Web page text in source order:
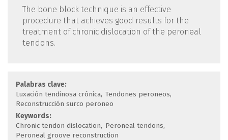
The bone block technique is an effective
procedure that achieves good results for the
treatment of chronic dislocation of the peroneal
tendons.
Palabras clave:
Luxación tendinosa crónica Tendones peroneos
Reconstrucción surco peroneo
Keywords:
Chronic tendon dislocation
Peroneal tendons
Peroneal groove reconstruction